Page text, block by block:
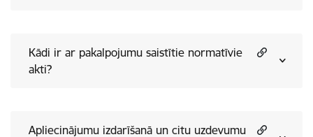
Kādi ir ar pakalpojumu saistītie normatīvie
akti?
Apliecinājumu izdarīšanā un citu uzdevumu